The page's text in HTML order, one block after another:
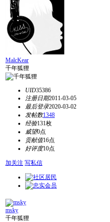
MalcKear
千年狐狸
UID35386
注册日期2011-03-05
最后登录2020-03-02
发帖数1348
经验131枚
威望0点
贡献值16点
好评度10点
加关注 写私信
msky
千年狐狸